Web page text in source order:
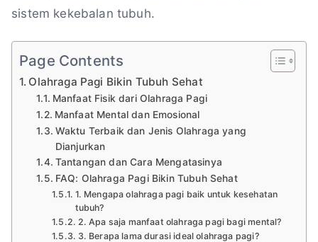
sistem kekebalan tubuh.
Page Contents
Olahraga Pagi Bikin Tubuh Sehat
Manfaat Fisik dari Olahraga Pagi
Manfaat Mental dan Emosional
Waktu Terbaik dan Jenis Olahraga yang
Dianjurkan
Tantangan dan Cara Mengatasinya
FAQ: Olahraga Pagi Bikin Tubuh Sehat
1. Mengapa olahraga pagi baik untuk kesehatan
tubuh?
2. Apa saja manfaat olahraga pagi bagi mental?
3. Berapa lama durasi ideal olahraga pagi?